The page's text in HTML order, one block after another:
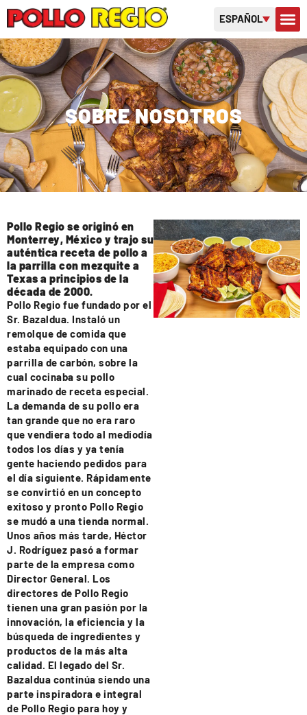
ESPAÑOL
SOBRE NOSOTROS
Pollo Regio se originó en
Monterrey, México y trajo su
auténtica receta de pollo a
la parrilla con mezquite a
Texas a principios de la
década de 2000.
Pollo Regio fue fundado por el
Sr. Bazaldua. Instaló un
remolque de comida que
estaba equipado con una
parrilla de carbón, sobre la
cual cocinaba su pollo
marinado de receta especial.
La demanda de su pollo era
tan grande que no era raro
que vendiera todo al mediodía
todos los días y ya tenía
gente haciendo pedidos para
el día siguiente. Rápidamente
se convirtió en un concepto
exitoso y pronto Pollo Regio
se mudó a una tienda normal.
Unos años más tarde, Héctor
J. Rodríguez pasó a formar
parte de la empresa como
Director General. Los
directores de Pollo Regio
tienen una gran pasión por la
innovación, la eficiencia y la
búsqueda de ingredientes y
productos de la más alta
calidad. El legado del Sr.
Bazaldua continúa siendo una
parte inspiradora e integral
de Pollo Regio para hoy y